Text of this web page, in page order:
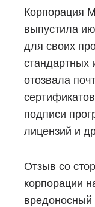
Корпорация
выпустила
для своих
стандартных
отозвала
подписи
лицензий и
Отзыв со
корпорации
вредоносный